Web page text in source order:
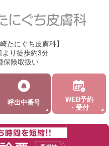
たにぐち皮膚科】
より徒歩約3分
保険取扱い
呼出中番号
WEB予約
・受付